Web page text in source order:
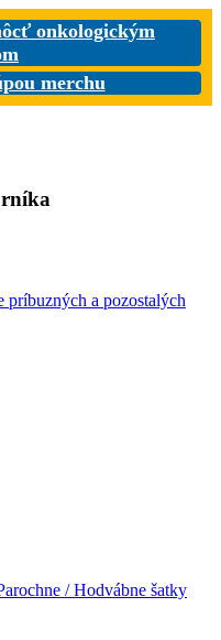
onkologickým
merchu
príbuzných a pozostalých
/ Hodvábne šatky